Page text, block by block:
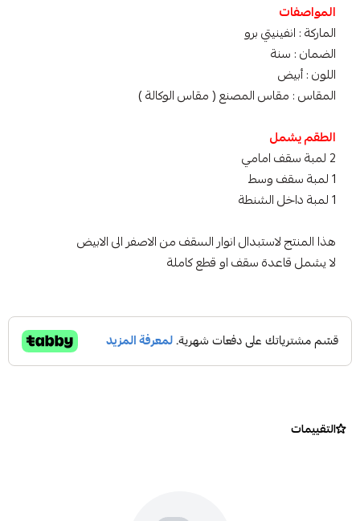
المواصفات
الماركة : انفينيتي برو
الضمان : سنة
اللون : أبيض
المقاس : مقاس المصنع ( مقاس الوكالة )
الطقم يشمل
2 لمبة سقف امامي
1 لمبة سقف وسط
1 لمبة داخل الشنطة
هذا المنتج لاستبدال انوار السقف من الاصفر الى الابيض
لا يشمل قاعدة سقف او قطع كاملة
التقييمات